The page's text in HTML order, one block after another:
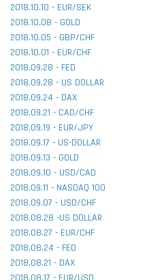
2018.10.10 - EUR/SEK
2018.10.08 - GOLD
2018.10.05 - GBP/CHF
2018.10.01 - EUR/CHF
2018.09.28 - FED
2018.09.28 - US DOLLAR
2018.09.24 - DAX
2018.09.21 - CAD/CHF
2018.09.19 - EUR/JPY
2018.09.17 - US-DOLLAR
2018.09.13 - GOLD
2018.09.10 - USD/CAD
2018.09.11 - NASDAQ 100
2018.09.07 - USD/CHF
2018.08.28 -US DOLLAR
2018.08.27 - EUR/CHF
2018.08.24 - FED
2018.08.21 - DAX